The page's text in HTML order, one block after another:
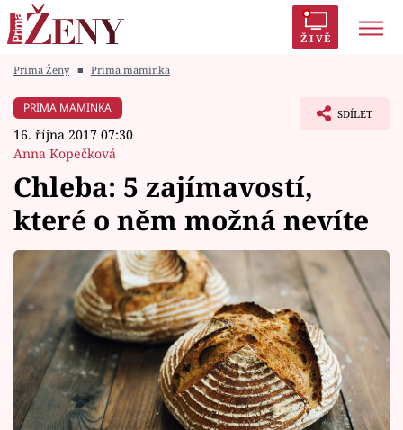
ŽIVĚ
Módní alarm
Zrádci
Témata
Celebrity
Vztahy
Seriály
Horoskopy
Prima Ženy ■ Prima maminka
PRIMA MAMINKA
16. října 2017 07:30
Anna Kopečková
SDÍLET
Chleba: 5 zajímavostí,
které o něm možná nevíte